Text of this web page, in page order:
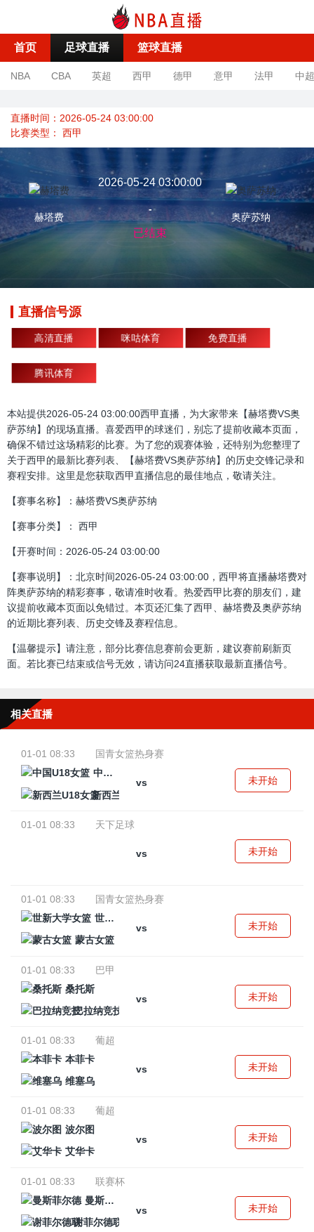
首页 足球直播 篮球直播
NBA CBA 英超 西甲 德甲 意甲 法甲 中超
直播时间：2026-05-24 03:00:00
比赛类型： 西甲
赫塔费
2026-05-24 03:00:00
-
已结束
奥萨苏纳
直播信号源
高清直播 咪咕体育 免费直播
腾讯体育
本站提供2026-05-24 03:00:00西甲直播，为大家带来【赫塔费VS奥
萨苏纳】的现场直播。喜爱西甲的球迷们，别忘了提前收藏本页面，
确保不错过这场精彩的比赛。为了您的观赛体验，还特别为您整理了
关于西甲的最新比赛列表、【赫塔费VS奥萨苏纳】的历史交锋记录和
赛程安排。这里是您获取西甲直播信息的最佳地点，敬请关注。
【赛事名称】：赫塔费VS奥萨苏纳
【赛事分类】： 西甲
【开赛时间：2026-05-24 03:00:00
【赛事说明】：北京时间2026-05-24 03:00:00，西甲将直播赫塔费对
阵奥萨苏纳的精彩赛事，敬请准时收看。热爱西甲比赛的朋友们，建
议提前收藏本页面以免错过。本页还汇集了西甲、赫塔费及奥萨苏纳
的近期比赛列表、历史交锋及赛程信息。
【温馨提示】请注意，部分比赛信息赛前会更新，建议赛前刷新页
面。若比赛已结束或信号无效，请访问24直播获取最新直播信号。
相关直播
01-01 08:33
国青女篮热身赛
中国U18女篮
vs
新西兰U18女篮
未开始
01-01 08:33 天下足球
vs 未开始
01-01 08:33
国青女篮热身赛
世新大学女篮
vs
蒙古女篮
未开始
01-01 08:33
巴甲
桑托斯
vs
巴拉纳竞技
未开始
01-01 08:33
葡超
本菲卡
vs
维塞乌
未开始
01-01 08:33
葡超
波尔图
vs
艾华卡
未开始
01-01 08:33
联赛杯
曼斯菲尔德
vs
谢菲尔德联
未开始